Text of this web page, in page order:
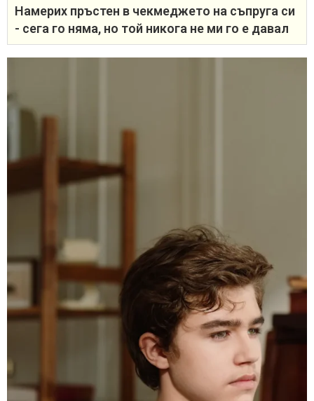
Намерих пръстен в чекмеджето на съпруга си
- сега го няма, но той никога не ми го е давал